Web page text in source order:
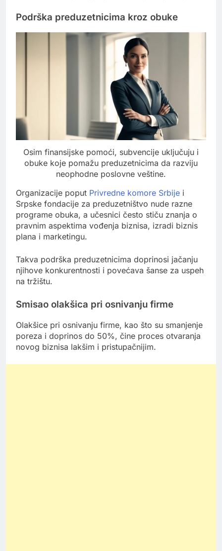
Podrška preduzetnicima kroz obuke
Osim finansijske pomoći, subvencije uključuju i
obuke koje pomažu preduzetnicima da razviju
neophodne poslovne veštine.
Organizacije poput Privredne komore Srbije i
Srpske fondacije za preduzetništvo nude razne
programe obuka, a učesnici često stiču znanja o
pravnim aspektima vođenja biznisa, izradi biznis
plana i marketingu.
Takva podrška preduzetnicima doprinosi jačanju
njihove konkurentnosti i povećava šanse za uspeh
na tržištu.
Smisao olakšica pri osnivanju firme
Olakšice pri osnivanju firme, kao što su smanjenje
poreza i doprinos do 50%, čine proces otvaranja
novog biznisa lakšim i pristupačnijim.